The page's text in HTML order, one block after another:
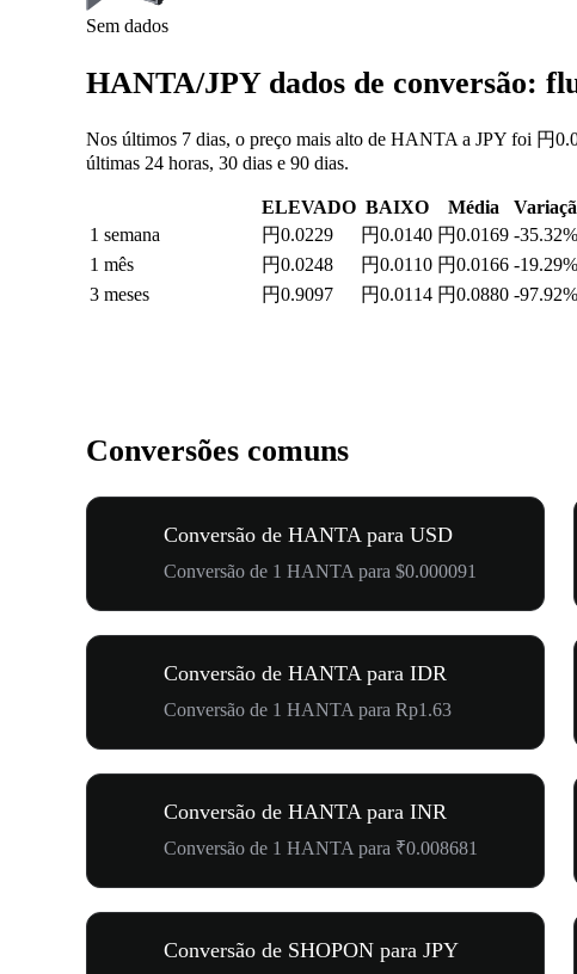
Sem dados
HANTA/JPY dados de conversão:
Nos últimos 7 dias, o preço mais alto de HANTA a JPY foi 円
últimas 24 horas, 30 dias e 90 dias.
ELEVADO BAIXO Média
1 semana
円0.0229 円0.0140 円0.0169 -35.32%
1 mês
円0.0248 円0.0110 円0.0166 -19.29%
3 meses
円0.9097 円0.0114 円0.0880 -97.92%
Conversões comuns
Conversão de HANTA para USD
Conversão de 1 HANTA para $0.000091
Conversão de HANTA para IDR
Conversão de 1 HANTA para Rp1.63
Conversão de HANTA para INR
Conversão de 1 HANTA para ₹0.008681
Conversão de SHOPON para JPY